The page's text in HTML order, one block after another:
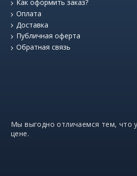
Как оформить заказ?
Оплата
Доставка
Публичная оферта
Обратная связь
Мы выгодно отличаемся тем, что
цене.